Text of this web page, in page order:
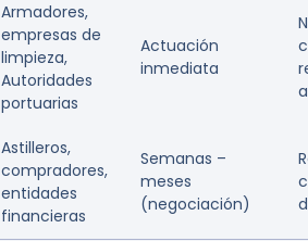
Armadores,
empresas de
limpieza,
Autoridades
portuarias
Actuación
inmediata
Astilleros,
compradores,
entidades
financieras
Semanas –
meses
(negociación)